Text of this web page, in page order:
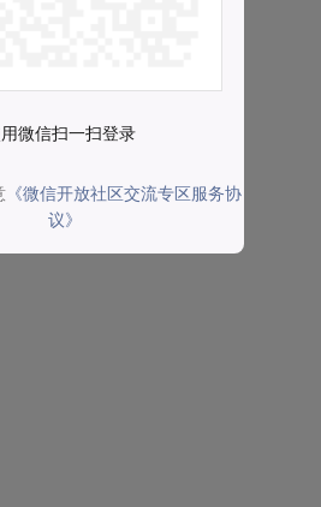
微信扫一扫登录
《微信开放社区交流专区服务协
议》